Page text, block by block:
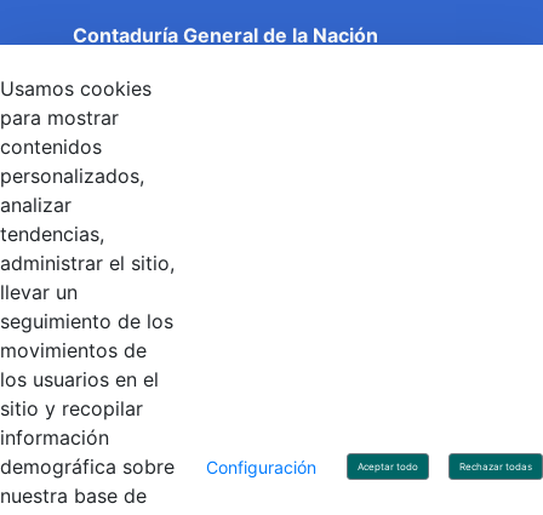
Contaduría General de la Nación
Entidad adscrita al Ministerio de Hacienda y Crédito
Público
Torre 1 (Aire) - Piso 15, Bogotá D.C., Colombia
Código Postal: 111071
Linkedin
Contacto
Línea de servicio al ciudadano: +57(601) 492 64 00
Correo Institucional:
Correo de notificaciones judiciales:
notificacionjudicial@contaduria.gov.co
Correo de Asuntos disciplinarios:
Usamos cookies
para mostrar
contenidos
personalizados,
analizar
tendencias,
administrar el sitio,
llevar un
seguimiento de los
movimientos de
los usuarios en el
sitio y recopilar
información
demográfica sobre
nuestra base de
Configuración Aceptar todo Rechazar todas